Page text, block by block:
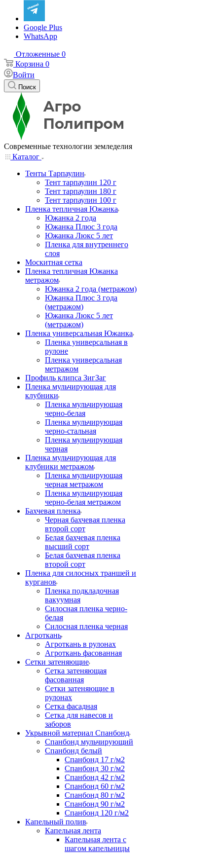
Google Plus
WhatsApp
Отложенные 0
Корзина 0
Войти
Поиск
Современные технологии земледелия
Каталог
Тенты Тарпаулин
Тент тарпаулин 120 г
Тент тарпаулин 180 г
Тент тарпаулин 100 г
Пленка тепличная Южанка
Южанка 2 года
Южанка Плюс 3 года
Южанка Люкс 5 лет
Пленка для внутреннего
слоя
Москитная сетка
Пленка тепличная Южанка
метражом
Южанка 2 года (метражом)
Южанка Плюс 3 года
(метражом)
Южанка Люкс 5 лет
(метражом)
Пленка универсальная Южанка
Пленка универсальная в
рулоне
Пленка универсальная
метражом
Профиль клипса ЗигЗаг
Пленка мульчирующая для
клубники
Пленка мульчирующая
черно-белая
Пленка мульчирующая
черно-стальная
Пленка мульчирующая
черная
Пленка мульчирующая для
клубники метражом
Пленка мульчирующая
черная метражом
Пленка мульчирующая
черно-белая метражом
Бахчевая пленка
Черная бахчевая пленка
второй сорт
Белая бахчевая пленка
высший сорт
Белая бахчевая пленка
второй сорт
Пленка для силосных траншей и
курганов
Пленка подкладочная
вакуумная
Силосная пленка черно-
белая
Силосная пленка черная
Агроткань
Агроткань в рулонах
Агроткань фасованная
Сетки затеняющие
Сетка затеняющая
фасованная
Сетки затеняющие в
рулонах
Сетка фасадная
Сетка для навесов и
заборов
Укрывной материал Спанбонд
Спанбонд мульчирующий
Спанбонд белый
Спанбонд 17 г/м2
Спанбонд 30 г/м2
Спанбонд 42 г/м2
Спанбонд 60 г/м2
Спанбонд 80 г/м2
Спанбонд 90 г/м2
Спанбонд 120 г/м2
Капельный полив
Капельная лента
Капельная лента с
шагом капельницы